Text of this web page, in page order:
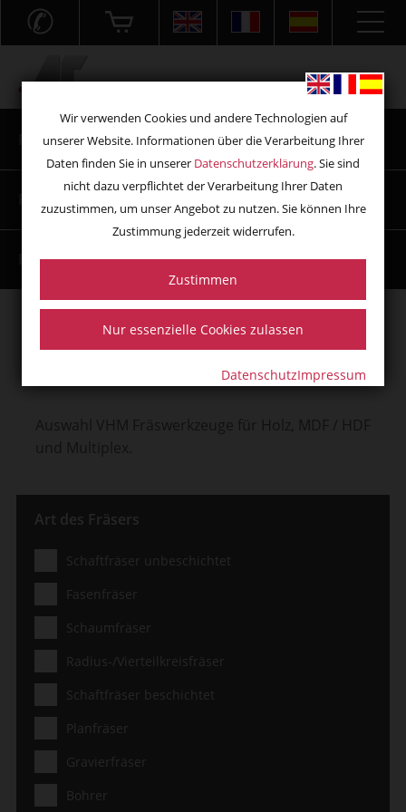
✆
Wir verwenden Cookies und andere Technologien auf
unserer Website. Informationen über die Verarbeitung Ihrer
Daten finden Sie in unserer Datenschutzerklärung. Sie sind
nicht dazu verpflichtet der Verarbeitung Ihrer Daten
zuzustimmen, um unser Angebot zu nutzen. Sie können Ihre
Zustimmung jederzeit widerrufen.
Zustimmen
Nur essenzielle Cookies zulassen
DatenschutzImpressum
Fräser Aluminium und Verbundwerkstoff
Fräswerkzeuge für Holz / MDF / Multiplex
Fräswerkzeuge für Kunststoff
Fräswerkzeuge für Holz / MDF /
Art des Fräsers
Schaftfräser unbeschichtet
Fasenfräser
Schaumfräser
Radius-/Vierteilkreisfräser
Schaftfräser beschichtet
Planfräser
Gravierfräser
Bohrer